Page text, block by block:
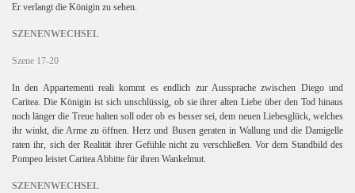
Er verlangt die Königin zu sehen.
SZENENWECHSEL
Szene 17-20
In den Appartementi reali kommt es endlich zur Aussprache zwischen Diego und
Caritea. Die Königin ist sich unschlüssig, ob sie ihrer alten Liebe über den Tod hinaus
noch länger die Treue halten soll oder ob es besser sei, dem neuen Liebesglück, welches
ihr winkt, die Arme zu öffnen. Herz und Busen geraten in Wallung und die Damigelle
raten ihr, sich der Realität ihrer Gefühle nicht zu verschließen. Vor dem Standbild des
Pompeo leistet Caritea Abbitte für ihren Wankelmut.
SZENENWECHSEL